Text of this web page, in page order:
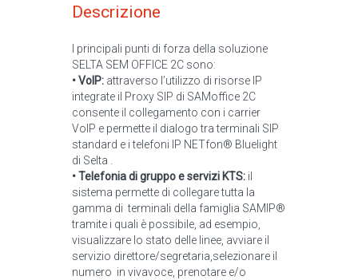
Descrizione
I principali punti di forza della soluzione
SELTA SEM OFFICE 2C sono:
• VoIP: attraverso l’utilizzo di risorse IP
integrate il Proxy SIP di SAMoffice 2C
consente il collegamento con i carrier
VoIP e permette il dialogo tra terminali SIP
standard e i telefoni IP NETfon® Bluelight
di Selta .
• Telefonia di gruppo e servizi KTS: il
sistema permette di collegare tutta la
gamma di terminali della famiglia SAMIP®
tramite i quali è possibile, ad esempio,
visualizzare lo stato delle linee, avviare il
servizio direttore/segretaria,selezionare il
numero in vivavoce, prenotare e/o